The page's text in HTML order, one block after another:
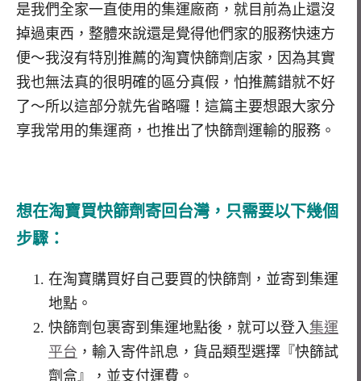
是我們全家一直使用的集運廠商，就目前為止還沒
掉過東西，整體來說還是覺得他們家的服務快速方
便～我沒有特別推薦的淘寶快篩劑店家，因為其實
我也無法真的很明確的區分真假，怕推薦錯就不好
了～所以這部分就先省略囉！這篇主要想跟大家分
享我常用的集運商，也推出了快篩劑運輸的服務。
想在淘寶買快篩劑寄回台灣，只需要以下幾個
步驟：
在淘寶購買好自己要買的快篩劑，並寄到集運
地點。
快篩劑包裹寄到集運地點後，就可以登入集運
平台 ，輸入寄件訊息，貨品類型選擇『快篩試
劑盒』，並支付運費。